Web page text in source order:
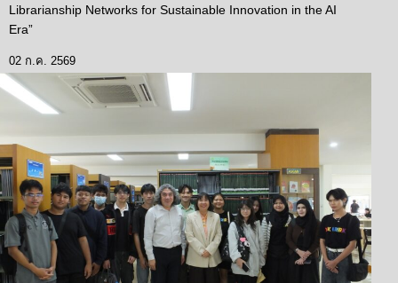
Librarianship Networks for Sustainable Innovation in the AI
Era”
02 ก.ค. 2569